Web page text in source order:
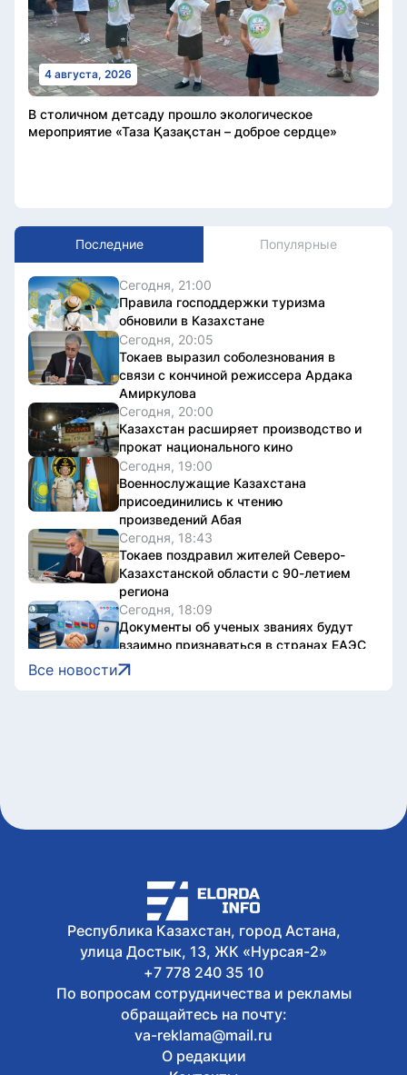
4 августа, 2026
В столичном детсаду прошло экологическое
мероприятие «Таза Қазақстан – доброе сердце»
Последние Популярные
Сегодня, 21:00
Правила господдержки туризма
обновили в Казахстане
Сегодня, 20:05
Токаев выразил соболезнования в
связи с кончиной режиссера Ардака
Амиркулова
Сегодня, 20:00
Казахстан расширяет производство и
прокат национального кино
Сегодня, 19:00
Военнослужащие Казахстана
присоединились к чтению
произведений Абая
Сегодня, 18:43
Токаев поздравил жителей Северо-
Казахстанской области с 90-летием
региона
Сегодня, 18:09
Документы об ученых званиях будут
взаимно признаваться в странах ЕАЭС
Сегодня, 18:08
Свыше 1900 ИИ-фильмов из более чем
средневековья: что приготовили для
гостей Comic Con Astana 2026
Все новости
Республика Казахстан, город Астана,
улица Достык, 13, ЖК «Нурсая-2»
+7 778 240 35 10
По вопросам сотрудничества и рекламы
обращайтесь на почту:
va-reklama@mail.ru
О редакции